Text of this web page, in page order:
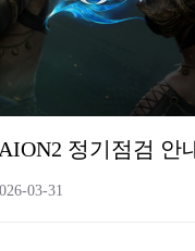
정기점검 안
03-31